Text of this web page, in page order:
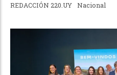
REDACCIÓN 220.UY Nacional